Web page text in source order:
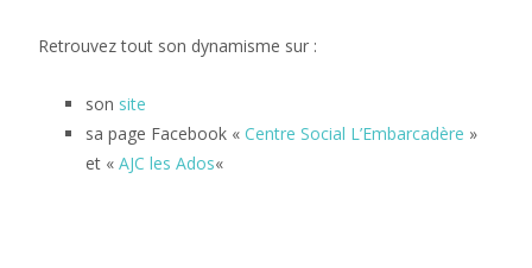
Retrouvez tout son dynamisme sur :
son site
sa page Facebook « Centre Social L’Embarcadère »
et « AJC les Ados«